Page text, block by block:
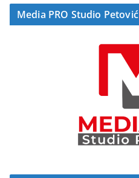
Media PRO Studio Petović